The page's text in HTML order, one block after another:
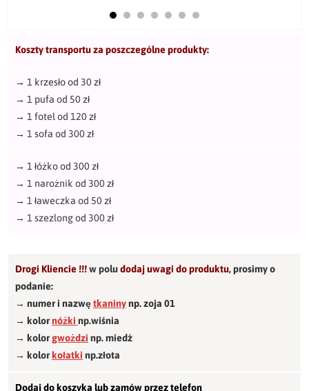
Koszty transportu za poszczególne produkty:
→ 1 krzesło od 30 zł
→ 1 pufa od 50 zł
→ 1 fotel od 120 zł
→ 1 sofa od 300 zł
→ 1 łóżko od 300 zł
→ 1 narożnik od 300 zł
→ 1 ławeczka od 50 zł
→ 1 szezlong od 300 zł
Drogi Kliencie !!!w poludodaj uwagi do produktu,prosimy o
podanie:
→ numer i nazwętkaninynp. zoja 01
→ kolornóżki np.wiśnia
→ kolorgwożdzi np. miedź
→ kolorkołatki np.złota
Dodaj do koszyka lub zamów przez telefon